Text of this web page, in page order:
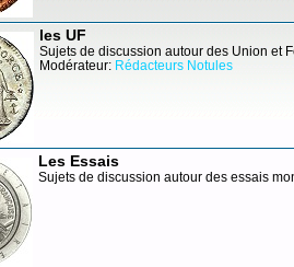
les UF
Sujets de discussion autour des Union et
Modérateur: Rédacteurs Notules
Les Essais
Sujets de discussion autour des essais